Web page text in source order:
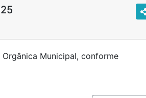
Municipal, conforme